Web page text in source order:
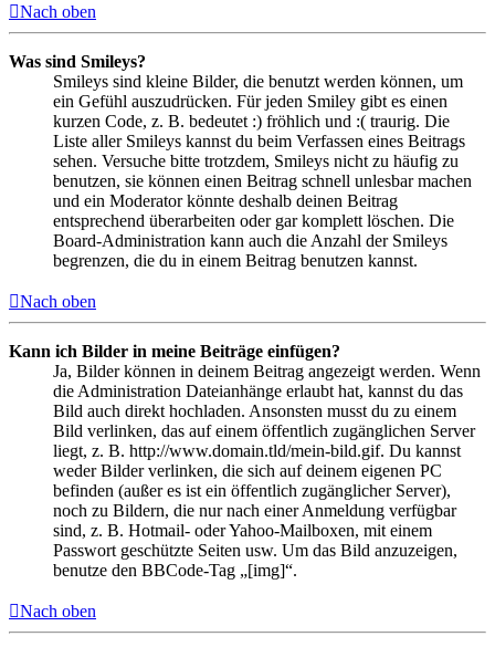
Nach oben
Was sind Smileys?
Smileys sind kleine Bilder, die benutzt werden können, um
ein Gefühl auszudrücken. Für jeden Smiley gibt es einen
kurzen Code, z. B. bedeutet :) fröhlich und :( traurig. Die
Liste aller Smileys kannst du beim Verfassen eines Beitrags
sehen. Versuche bitte trotzdem, Smileys nicht zu häufig zu
benutzen, sie können einen Beitrag schnell unlesbar machen
und ein Moderator könnte deshalb deinen Beitrag
entsprechend überarbeiten oder gar komplett löschen. Die
Board-Administration kann auch die Anzahl der Smileys
begrenzen, die du in einem Beitrag benutzen kannst.
Nach oben
Kann ich Bilder in meine Beiträge einfügen?
Ja, Bilder können in deinem Beitrag angezeigt werden. Wenn
die Administration Dateianhänge erlaubt hat, kannst du das
Bild auch direkt hochladen. Ansonsten musst du zu einem
Bild verlinken, das auf einem öffentlich zugänglichen Server
liegt, z. B. http://www.domain.tld/mein-bild.gif. Du kannst
weder Bilder verlinken, die sich auf deinem eigenen PC
befinden (außer es ist ein öffentlich zugänglicher Server),
noch zu Bildern, die nur nach einer Anmeldung verfügbar
sind, z. B. Hotmail- oder Yahoo-Mailboxen, mit einem
Passwort geschützte Seiten usw. Um das Bild anzuzeigen,
benutze den BBCode-Tag „[img]“.
Nach oben